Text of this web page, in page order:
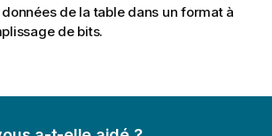
t
i
données de la table dans un format à
de bits.